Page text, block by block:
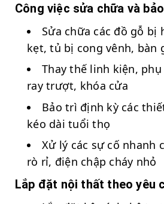
Công việc sửa chữa và
Sửa chữa các đồ gỗ bị
kẹt, tủ bị cong vênh, bàn
Thay thế linh kiện,
ray trượt, khóa cửa
Bảo trì định kỳ các
kéo dài tuổi thọ
Xử lý các sự cố nhanh
rò rỉ, điện chập cháy nhỏ
Lắp đặt nội thất theo yêu